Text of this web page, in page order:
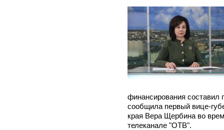
финансирования составил
сообщила первый вице-
края Вера Щербина во
телеканале "ОТВ".